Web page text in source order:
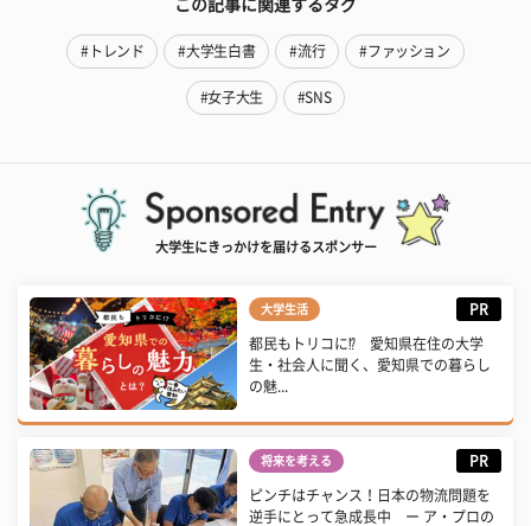
この記事に関連するタグ
#トレンド #大学生白書 #流行 #ファッション
#女子大生 #SNS
大学生にきっかけを届けるスポンサー
大学生活 PR
都民もトリコに⁉ 愛知県在住の大学
生・社会人に聞く、愛知県での暮らし
の魅...
将来を考える PR
ピンチはチャンス！日本の物流問題を
逆手にとって急成長中 ー ア・プロの